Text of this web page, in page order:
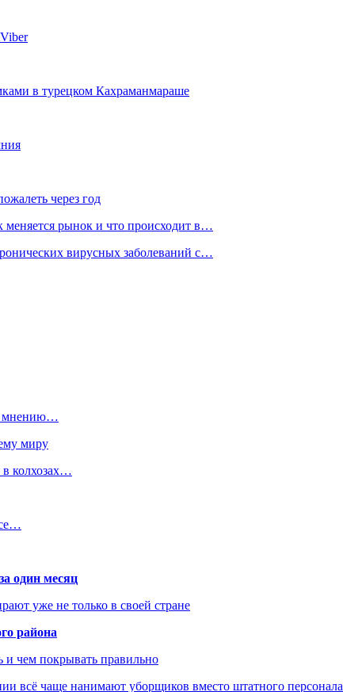
Viber
в турецком Кахраманмараше
через год
меняется рынок и что происходит в…
вирусных заболеваний с…
мнению…
миру
колхозах…
один месяц
уже не только в своей стране
района
и чем покрывать правильно
всё чаще нанимают уборщиков вместо штатного персонала